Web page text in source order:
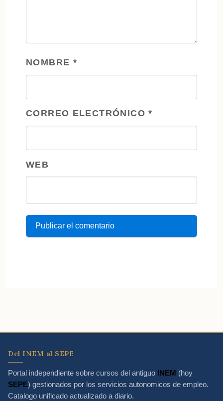
NOMBRE *
CORREO ELECTRÓNICO*
WEB
Del INEM al SEPE
Portal independiente sobre cursos del antiguo INEM (hoy
SEPE) gestionados por los servicios autonomicos de empleo.
Catalogo unificado actualizado a diario.